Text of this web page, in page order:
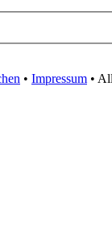
• Impressum •